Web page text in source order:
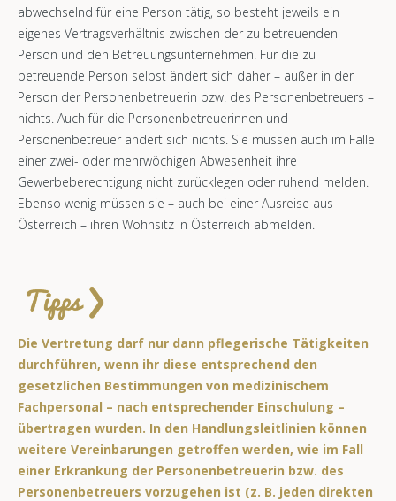
abwechselnd für eine Person tätig, so besteht jeweils ein
eigenes Vertragsverhältnis zwischen der zu betreuenden
Person und den Betreuungsunternehmen. Für die zu
betreuende Person selbst ändert sich daher – außer in der
Person der Personenbetreuerin bzw. des Personenbetreuers –
nichts. Auch für die Personenbetreuerinnen und
Personenbetreuer ändert sich nichts. Sie müssen auch im Falle
einer zwei- oder mehrwöchigen Abwesenheit ihre
Gewerbeberechtigung nicht zurücklegen oder ruhend melden.
Ebenso wenig müssen sie – auch bei einer Ausreise aus
Österreich – ihren Wohnsitz in Österreich abmelden.
Die Vertretung darf nur dann pflegerische Tätigkeiten
durchführen, wenn ihr diese entsprechend den
gesetzlichen Bestimmungen von medizinischem
Fachpersonal – nach entsprechender Einschulung –
übertragen wurden. In den Handlungsleitlinien können
weitere Vereinbarungen getroffen werden, wie im Fall
einer Erkrankung der Personenbetreuerin bzw. des
Personenbetreuers vorzugehen ist (z. B. jeden direkten